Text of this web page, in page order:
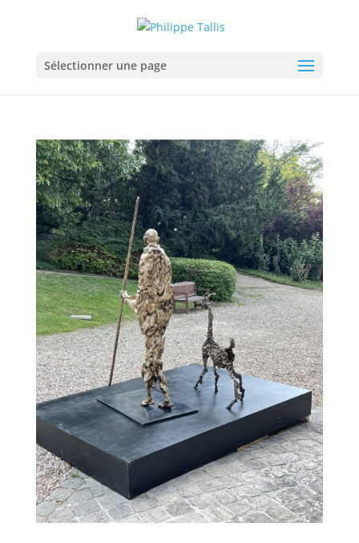
Sélectionner une page